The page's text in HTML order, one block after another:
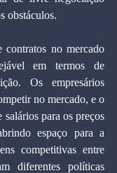
obstáculos.
no mercado
em termos de
Os empresários
no mercado, e o
salários para os preços
espaço para a
competitivas entre
diferentes políticas